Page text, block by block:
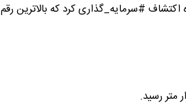
از ۴۰ هزار میلیارد ریال در حوزه اکتشاف #سرمایه_گذاری کرد که بالاترین رقم